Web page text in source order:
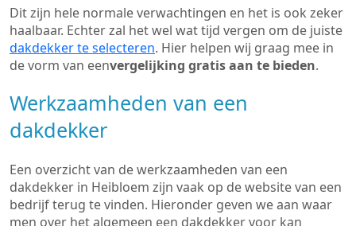
Dit zijn hele normale verwachtingen en het is ook zeker
haalbaar. Echter zal het wel wat tijd vergen om de juiste
dakdekker te selecteren. Hier helpen wij graag mee in
de vorm van eenvergelijking gratis aan te bieden.
Werkzaamheden van een
dakdekker
Een overzicht van de werkzaamheden van een
dakdekker in Heibloem zijn vaak op de website van een
bedrijf terug te vinden. Hieronder geven we aan waar
men over het algemeen een dakdekker voor kan